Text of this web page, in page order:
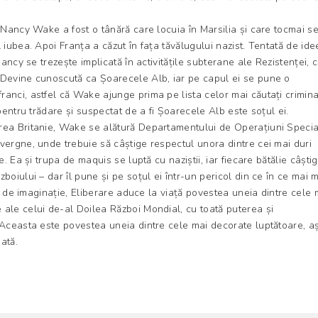
Wake a fost o tânără care locuia în Marsilia și care tocmai se
Apoi Franța a căzut în fața tăvălugului nazist. Tentată de
se trezește implicată în activitățile subterane ale Rezistenței,
cunoscută ca Șoarecele Alb, iar pe capul ei se pune o
astfel că Wake ajunge prima pe lista celor mai căutați
trădare și suspectat de a fi Șoarecele Alb este soțul ei.
Britanie, Wake se alătură Departamentului de Operațiuni
unde trebuie să câștige respectul unora dintre cei mai duri
Ea și trupa de maquis se luptă cu naziștii, iar fiecare bătălie
– dar îl pune și pe soțul ei într-un pericol din ce în ce mai
imaginație, Eliberare aduce la viață povestea uneia dintre cele
celui de-al Doilea Război Mondial, cu toată puterea și
este povestea uneia dintre cele mai decorate luptătoare,